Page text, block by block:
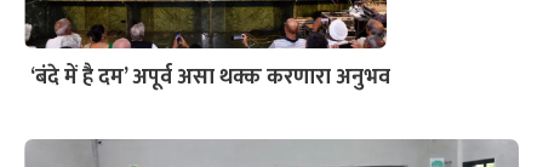
‘बंदे में है दम’ अपूर्व असा थक्क करणारा अनुभव